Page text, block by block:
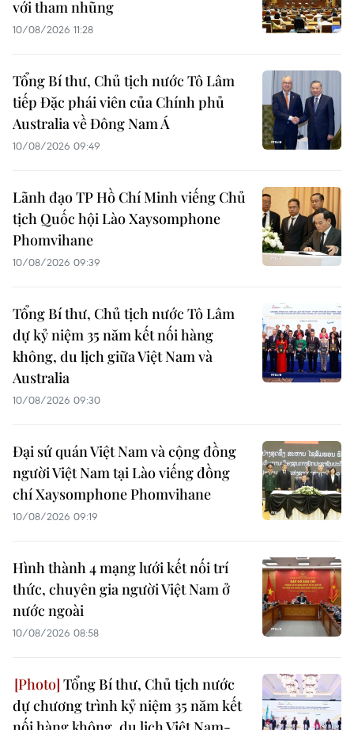
với tham nhũng
10/08/2026 11:28
Tổng Bí thư, Chủ tịch nước Tô Lâm
tiếp Đặc phái viên của Chính phủ
Australia về Đông Nam Á
10/08/2026 09:49
Lãnh đạo TP Hồ Chí Minh viếng Chủ
tịch Quốc hội Lào Xaysomphone
Phomvihane
10/08/2026 09:39
Tổng Bí thư, Chủ tịch nước Tô Lâm
dự kỷ niệm 35 năm kết nối hàng
không, du lịch giữa Việt Nam và
Australia
10/08/2026 09:30
Đại sứ quán Việt Nam và cộng đồng
người Việt Nam tại Lào viếng đồng
chí Xaysomphone Phomvihane
10/08/2026 09:19
Hình thành 4 mạng lưới kết nối trí
thức, chuyên gia người Việt Nam ở
nước ngoài
10/08/2026 08:58
Tổng Bí thư, Chủ tịch nước
dự chương trình kỷ niệm 35 năm kết